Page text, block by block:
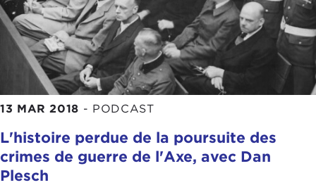
13 MAR 2018 - PODCAST
L'histoire perdue de la poursuite des
crimes de guerre de l'Axe, avec Dan
Plesch